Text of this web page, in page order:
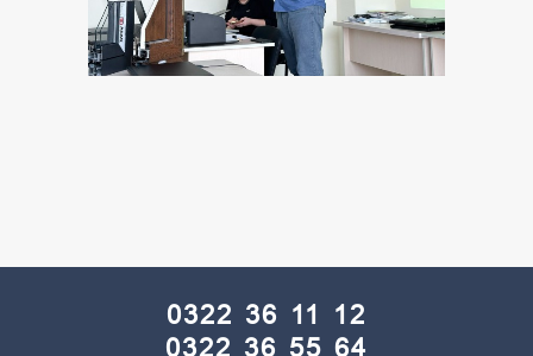
0322 36 11 12